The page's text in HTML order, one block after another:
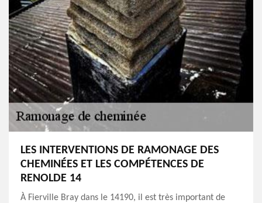
LES INTERVENTIONS DE RAMONAGE DES
CHEMINÉES ET LES COMPÉTENCES DE
RENOLDE 14
À Fierville Bray dans le 14190, il est très important de